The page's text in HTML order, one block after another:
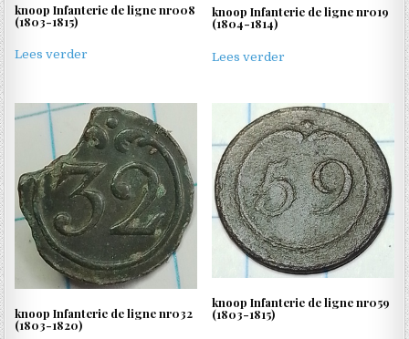
knoop Infanterie de ligne nr008
(1803-1815)
Lees verder
knoop Infanterie de ligne nr019
(1804-1814)
Lees verder
knoop Infanterie de ligne nr032
(1803-1820)
knoop Infanterie de ligne nr059
(1803-1815)